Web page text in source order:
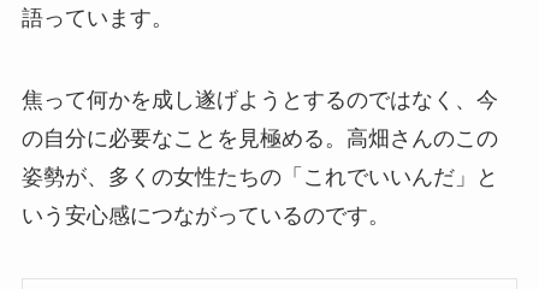
語っています。
焦って何かを成し遂げようとするのではなく、今
の自分に必要なことを見極める。高畑さんのこの
姿勢が、多くの女性たちの「これでいいんだ」と
いう安心感につながっているのです。